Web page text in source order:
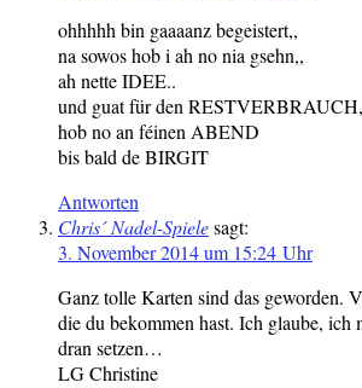
ohhhhh bin gaaaanz begeistert,,
na sowos hob i ah no nia gsehn,,
ah nette IDEE..
und guat für den
hob no an féinen ABEND
bis bald de BIRGIT
Antworten
Chris´ Nadel-Spielesagt:
3. November 2014 um 15:24 Uhr
Ganz tolle Karten sind das geworden.
die du bekommen hast. Ich glaube, ich
dran setzen…
LG Christine